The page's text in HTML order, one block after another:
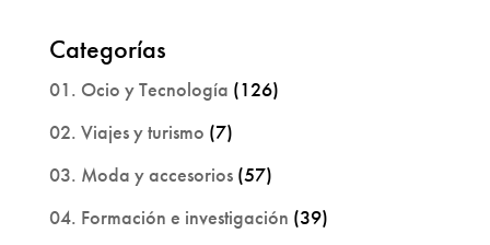
Categorías
01. Ocio y Tecnología (126)
02. Viajes y turismo (7)
03. Moda y accesorios(57)
04. Formación e investigación (39)